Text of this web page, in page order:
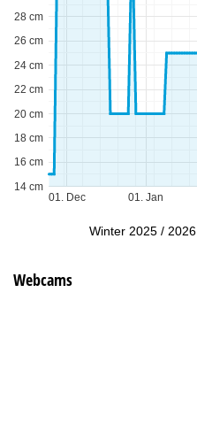
01. Dec 01. Jan
14 cm
16 cm
18 cm
20 cm
22 cm
24 cm
26 cm
28 cm
Winter 2025 / 2026
Webcams